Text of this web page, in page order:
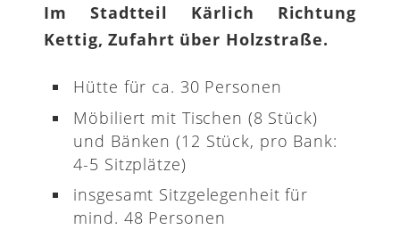
Im Stadtteil Kärlich Richtung
Kettig, Zufahrt über Holzstraße.
Hütte für ca. 30 Personen
Möbiliert mit Tischen (8 Stück)
und Bänken (12 Stück, pro Bank:
4-5 Sitzplätze)
insgesamt Sitzgelegenheit für
mind. 48 Personen